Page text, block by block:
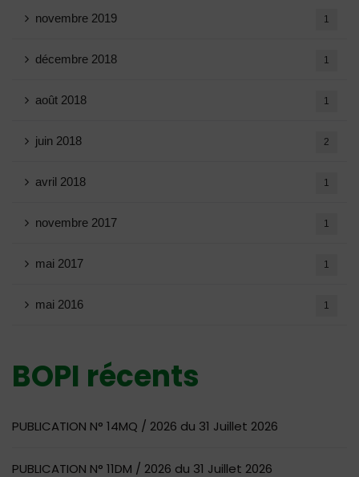
novembre 2019 1
décembre 2018 1
août 2018 1
juin 2018 2
avril 2018 1
novembre 2017 1
mai 2017 1
mai 2016 1
BOPI récents
PUBLICATION N° 14MQ / 2026 du 31 Juillet 2026
PUBLICATION N° 11DM / 2026 du 31 Juillet 2026